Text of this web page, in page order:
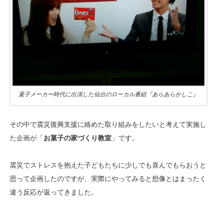
菓子メーカー時代に出演した仙台のローカル番組『あらあらかしこ』
その中で震災復興支援に絡めた取り組みをしたいと考えて実施し
た企画が「お菓子の家づくり教室 」です。
震災でストレスを抱えた子どもたちに少しでも喜んでもらおうと
思って企画したのですが、実際にやってみると想像とはまったく
違う反応が返ってきました。